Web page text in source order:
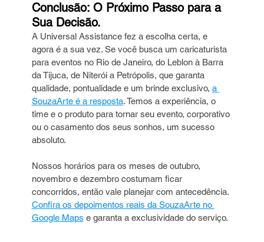
Conclusão: O Próximo Passo para a
Sua Decisão.
A Universal Assistance fez a escolha certa, e
agora é a sua vez. Se você busca um caricaturista
para eventos no Rio de Janeiro, do Leblon à Barra
da Tijuca, de Niterói a Petrópolis, que garanta
qualidade, pontualidade e um brinde exclusivo, a
SouzaArte é a resposta. Temos a experiência, o
time e o produto para tornar seu evento, corporativo
ou o casamento dos seus sonhos, um sucesso
absoluto.
Nossos horários para os meses de outubro,
novembro e dezembro costumam ficar
concorridos, então vale planejar com antecedência.
Confira os depoimentos reais da SouzaArte no
Google Maps e garanta a exclusividade do serviço.